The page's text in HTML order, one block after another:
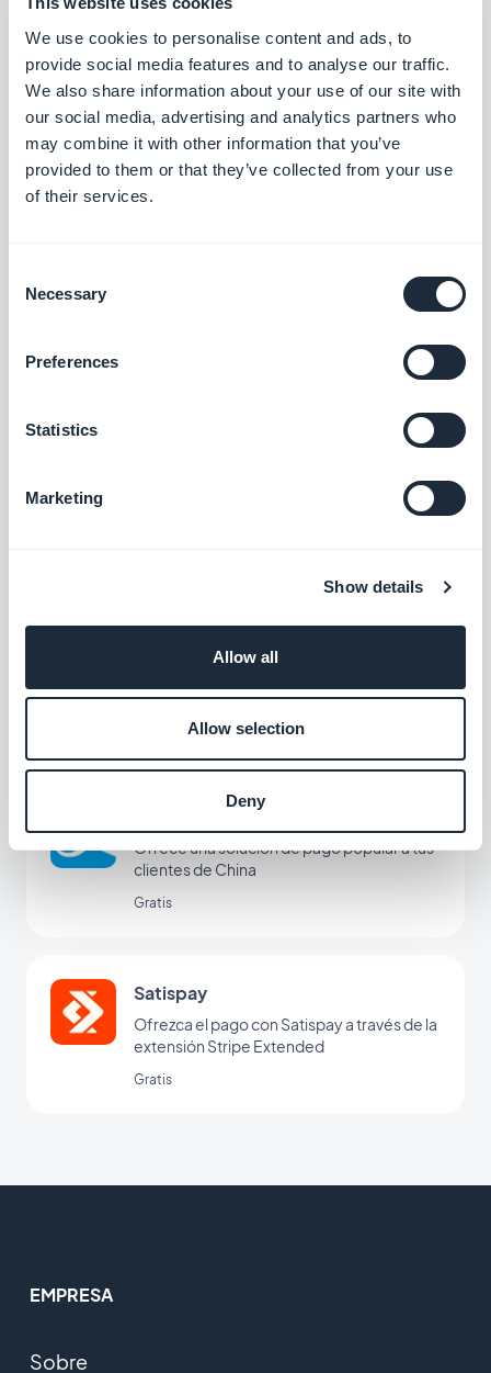
We use cookies to personalise content and ads, to
provide social media features and to analyse our traffic.
We also share information about your use of our site with
our social media, advertising and analytics partners who
may combine it with other information that you’ve
provided to them or that they’ve collected from your use
of their services.
Selection
Necessary
Preferences
Statistics
Marketing
Show details
Allow all
Allow selection
Deny
EPS
Offer a new payment solution to win over
the Austrian market
Gratis
Ofrece una nueva solución de pago para
Aumenta las ventas con la opción de pago
solo clic y con total seguridad
Ofrece una solución de pago popular a tus
clientes de China
Gratis
Satispay
Ofrezca el pago con Satispay a través de la
extensión Stripe Extended
Gratis
EMPRESA
Sobre